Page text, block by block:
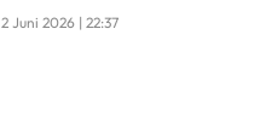
2 Juni 2026 | 22:37